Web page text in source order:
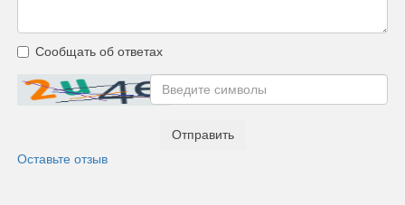
Сообщать об ответах
Отправить
Оставьте отзыв